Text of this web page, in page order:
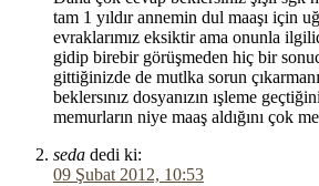
tam 1 yıldır annemin dul maaşı için
evraklarımız eksiktir ama onunla
gidip birebir görüşmeden hiç bir
gittiğinizde de mutlka sorun
beklersınız dosyanızın ışleme
memurların niye maaş aldığını çok
seda dedi ki:
09 Şubat 2012, 10:53